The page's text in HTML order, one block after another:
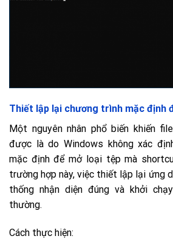
Thiết lập lại chương trình mặc định
Một nguyên nhân phổ biến khiến
được là do Windows không xác
mặc định để mở loại tệp mà
trường hợp này, việc thiết lập lại ứng
thống nhận diện đúng và khởi
thường.
Cách thực hiện: